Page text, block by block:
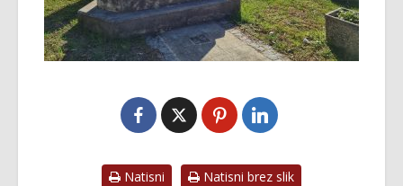
Natisni Natisni brez slik